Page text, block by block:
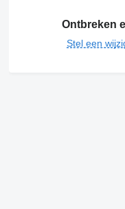
Ontbreken
Stel een